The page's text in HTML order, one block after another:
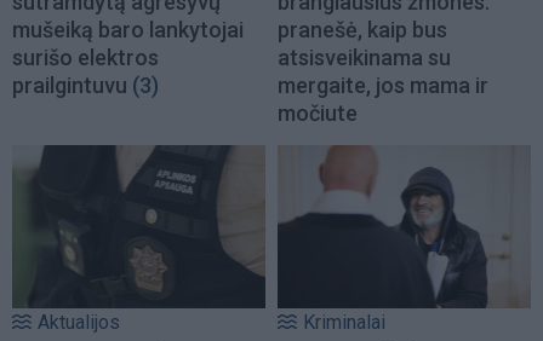
mušeiką baro lankytojai
surišo elektros
prailgintuvu (3)
pranešė, kaip bus
atsisveikinama su
mergaite, jos mama ir
močiute
Aktualijos Kriminalai